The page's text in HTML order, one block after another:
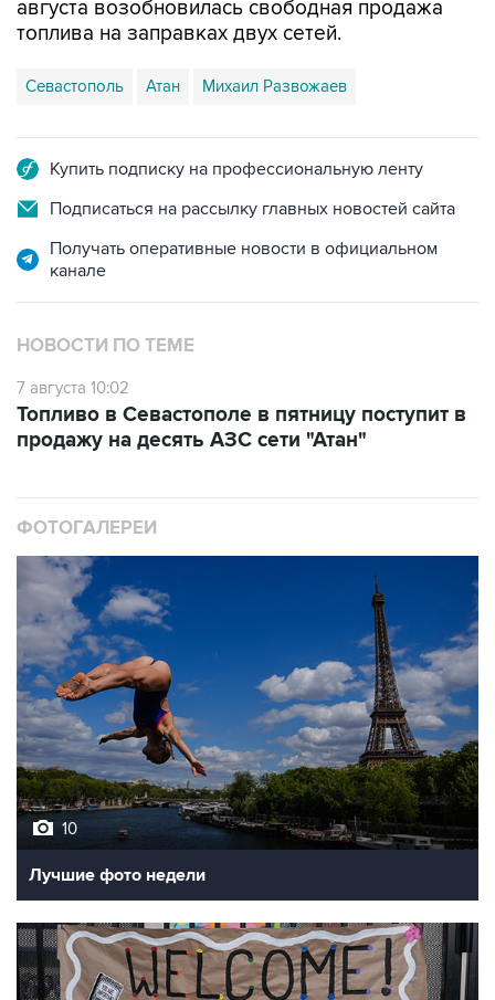
августа возобновилась свободная продажа
топлива на заправках двух сетей.
Севастополь Атан Михаил Развожаев
Купить подписку на профессиональную ленту
Подписаться на рассылку главных новостей сайта
Получать оперативные новости в официальном
канале
НОВОСТИ ПО ТЕМЕ
7 августа 10:02
Топливо в Севастополе в пятницу поступит в
продажу на десять АЗС сети "Атан"
ФОТОГАЛЕРЕИ
10
Лучшие фото недели